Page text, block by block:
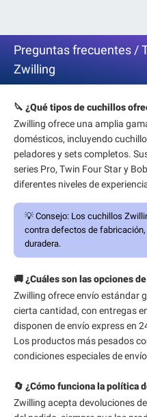
Preguntas frecuentes /
Zwilling
🔪 ¿Qué tipos de cuchillos
Zwilling ofrece una amplia
domésticos, incluyendo
peladores y sets completos.
series Pro, Twin Four Star y
diferentes niveles de
💡 Consejo: Los cuchillos
contra defectos de
duradera.
🚚 ¿Cuáles son las opciones
Zwilling ofrece envío estándar
cierta cantidad, con entregas
disponen de envío express en
Los productos más pesados
condiciones especiales de
🔄 ¿Cómo funciona la política
Zwilling acepta devoluciones